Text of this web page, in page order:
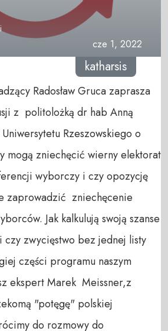
cze 1, 2022
katharsis
Radosław Gruca zaprasza
z politolożką dr hab Anną
Rzeszowskiego o
mogą zniechęcić wierny elektorat
wyborczy i czy opozycję
zaprowadzić zniechęcenie
Jak kalkulują swoją szanse
zwycięstwo bez jednej listy
części programu naszym
ekspert Marek Meissner,z
"potęgę" polskiej
do rozmowy do